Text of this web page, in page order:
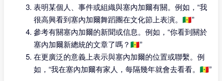
表明某個人、事件或組織與塞內加爾有關。例如，“我
很高興看到塞內加爾舞蹈團在文化節上表演。🇸🇳”
參考有關塞內加爾的新聞或信息。例如，“你看到關於
塞內加爾新總統的文章了嗎？🇸🇳”
在更廣泛的意義上表示與塞內加爾的位置或聯繫。例
如，“我在塞內加爾有家人，每隔幾年就會去看看。🇸🇳”